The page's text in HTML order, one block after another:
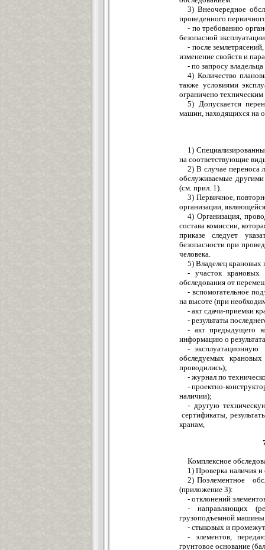
3) Внеочередное
проведенного
- по требованию
безопасной
- после
изменение свойств и
- по запросу
4) Количество
также условиями
ограничено
5) Допускается
машин, находящихся на
1)
на соответствующие
2) В случае переноса
обслуживаемые другими
(см. прил. 1).
3) Первичное,
организации,
4) Организация,
состава комиссии,
приказе следует
безопасности при
человека.
5) Владелец крановых
- участок крановых
обследования от
- вспомогательное
на высоте (при
- акт сдачи-приемки
- результаты
- акт предыдущего
информацию о
-
обследуемых
проводились);
- журнал по
- проектно-
наличии);
- другую
сертификаты,
кранам,
Комплексное
1) Проверка наличия
2) Поэлементное
(приложение 3):
- отклонений
- направляющих
грузоподъемной
- стыковых и
- элементов,
грунтовое основание